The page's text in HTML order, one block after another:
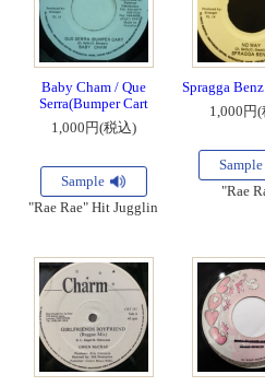
Baby Cham / Que
Serra(Bumper Cart
1,000円(税込)
Sample
"Rae Rae" Hit Jugglin
Spragga
1,000円
Sample
"Rae